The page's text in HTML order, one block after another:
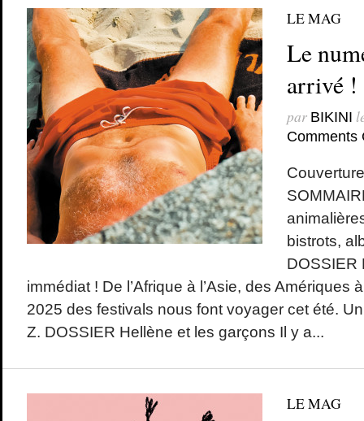
LE MAG
Le
arrivé !
par BIKINI
Comments
bistrots,
DOSSIER
immédiat ! De l’Afrique à l’Asie, des Amériques
2025 des festivals nous font voyager cet été.
Z. DOSSIER Hellène et les garçons Il y a...
LE MAG